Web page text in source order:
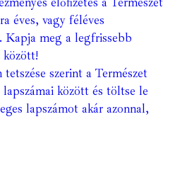
éves, vagy féléves
Kapja meg a legfrissebb
között!
tetszése szerint a Természet
között és töltse le
lapszámot akár azonnal,